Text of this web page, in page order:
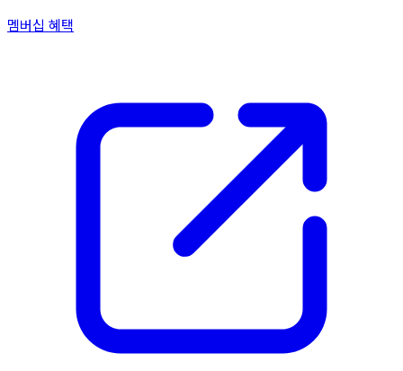
멤버십 혜택